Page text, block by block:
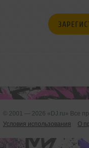
© 2001 — 2026 «DJ.ru» Все
Условия использования
О